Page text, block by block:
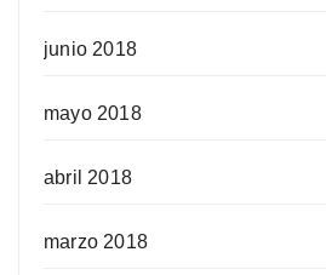
junio 2018
mayo 2018
abril 2018
marzo 2018